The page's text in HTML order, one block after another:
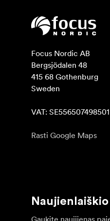
Focus Nordic AB
Bergsjödalen 48
415 68 Gothenburg
Sweden
VAT: SE556507498501
Rasti Google Maps